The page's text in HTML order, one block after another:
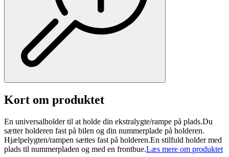
Kort om produktet
En universalholder til at holde din ekstralygte/rampe på plads.Du
sætter holderen fast på bilen og din nummerplade på holderen.
Hjælpelygten/rampen sættes fast på holderen.En stilfuld holder med
plads til nummerpladen og med en frontbue.Læs mere om produktet